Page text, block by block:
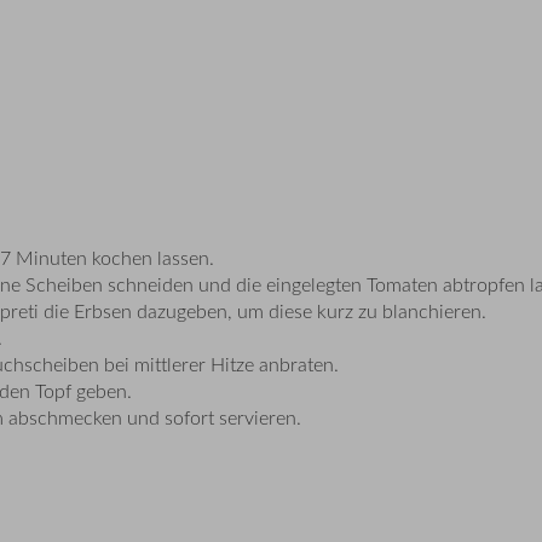
Minuten kochen lassen.
Scheiben schneiden und die eingelegten Tomaten abtropfen
die Erbsen dazugeben, um diese kurz zu blanchieren.
bei mittlerer Hitze anbraten.
Topf geben.
und sofort servieren.